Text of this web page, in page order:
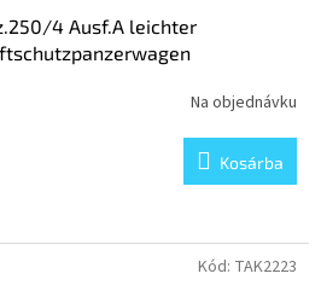
4 Ausf.A leichter
Na objednávku
Kosárba
Kód: TAK2223